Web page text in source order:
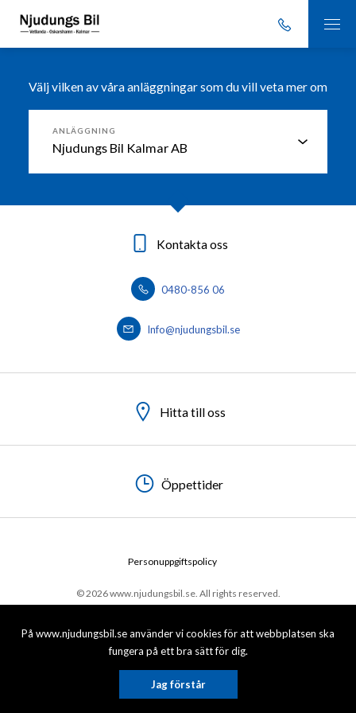
På www.njudungsbil.se använder vi cookies för att webbplatsen ska
fungera på ett bra sätt för dig.
Jag förstår
Välj vilken av våra anläggningar som du vill veta mer om
ANLÄGGNING
Kontakta oss
0480-856 06
Info@njudungsbil.se
Hitta till oss
Öppettider
Kontakta oss
0491-76 13 00
Info@njudungsbil.se
Hitta till oss
Öppettider
Kontakta oss
0383-76 37 50
info@njudungsbil.se
Hitta till oss
Öppettider
© 2026 www.njudungsbil.se. All rights reserved.
Personuppgiftspolicy